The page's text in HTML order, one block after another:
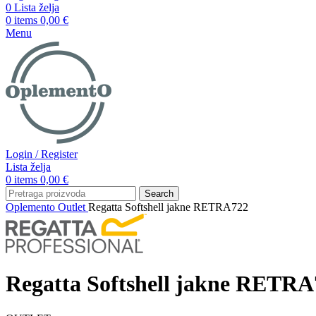
0 Lista želja
0 items 0,00 €
Menu
Login / Register
Lista želja
0 items 0,00 €
Search
Oplemento Outlet Regatta Softshell jakne RETRA722
Regatta Softshell jakne